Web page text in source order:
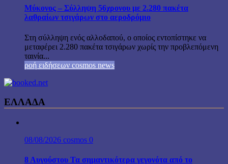
Μύκονος – Σύλληψη 56χρονου με 2.280 πακέτα
λαθραίων τσιγάρων στο αεροδρόμιο
Στη σύλληψη ενός αλλοδαπού, ο οποίος εντοπίστηκε να
μεταφέρει 2.280 πακέτα τσιγάρων χωρίς την προβλεπόμενη
ταινία...
ροή ειδήσεων cosmos news
ΕΛΛΑΔΑ
08/08/2026 cosmos 0
8 Αυγούστου Τα σημαντικότερα γεγονότα από το